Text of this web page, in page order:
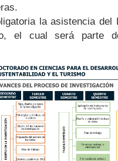
la asistencia del
el cual será parte